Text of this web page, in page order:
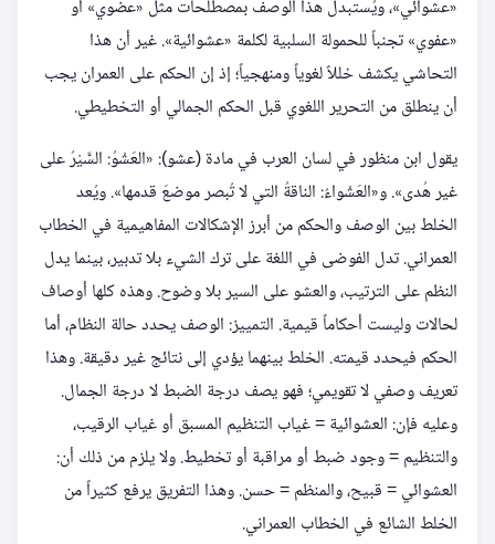
«عشوائي»، ويُستبدل هذا الوصف بمصطلحات مثل «عضوي» أو
«عفوي» تجنباً للحمولة السلبية لكلمة «عشوائية». غير أن هذا
التحاشي يكشف خللاً لغوياً ومنهجياً؛ إذ إن الحكم على العمران يجب
أن ينطلق من التحرير اللغوي قبل الحكم الجمالي أو التخطيطي.
يقول ابن منظور في لسان العرب في مادة (عشو): «العَشْوُ: السَّيْرُ على
غير هُدى». و«العَشْواءُ: الناقةُ التي لا تُبصر موضعَ قدمها». ويُعد
الخلط بين الوصف والحكم من أبرز الإشكالات المفاهيمية في الخطاب
العمراني. تدل الفوضى في اللغة على ترك الشيء بلا تدبير، بينما يدل
النظم على الترتيب، والعشو على السير بلا وضوح. وهذه كلها أوصاف
لحالات وليست أحكاماً قيمية. التمييز: الوصف يحدد حالة النظام، أما
الحكم فيحدد قيمته. الخلط بينهما يؤدي إلى نتائج غير دقيقة. وهذا
تعريف وصفي لا تقويمي؛ فهو يصف درجة الضبط لا درجة الجمال.
وعليه فإن: العشوائية = غياب التنظيم المسبق أو غياب الرقيب،
والتنظيم = وجود ضبط أو مراقبة أو تخطيط. ولا يلزم من ذلك أن:
العشوائي = قبيح، والمنظم = حسن. وهذا التفريق يرفع كثيراً من
الخلط الشائع في الخطاب العمراني.